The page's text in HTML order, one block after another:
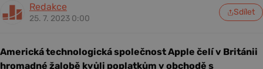
Redakce
25. 7. 2023 0:00
Sdílet
Americká technologická společnost Apple čelí v Británii
hromadné žalobě kvůli poplatkům v obchodě s